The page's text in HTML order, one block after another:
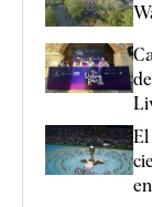
El